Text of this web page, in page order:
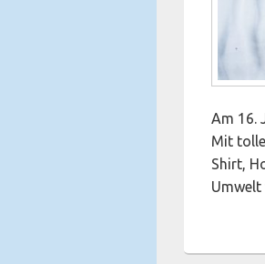
Am 16.
Mit
Shirt,
Umwelt